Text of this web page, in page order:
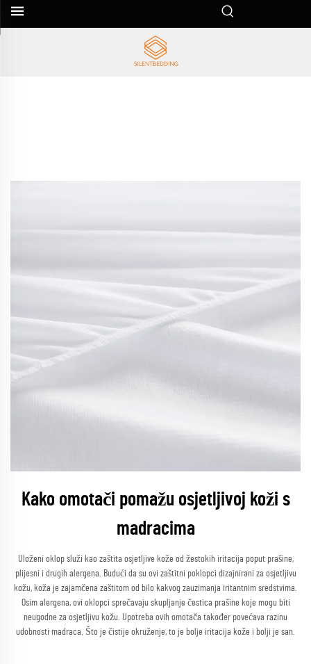
Kako omotači pomažu osjetljivoj koži s
madracima
Uloženi oklop služi kao zaštita osjetljive kože od žestokih iritacija poput prašine,
plijesni i drugih alergena. Budući da su ovi zaštitni poklopci dizajnirani za osjetljivu
kožu, koža je zajamčena zaštitom od bilo kakvog zauzimanja iritantnim sredstvima.
Osim alergena, ovi oklopci sprečavaju skupljanje čestica prašine koje mogu biti
neugodne za osjetljivu kožu. Upotreba ovih omotača također povećava razinu
udobnosti madraca. Što je čistije okruženje, to je bolje iritacija kože i bolji je san.